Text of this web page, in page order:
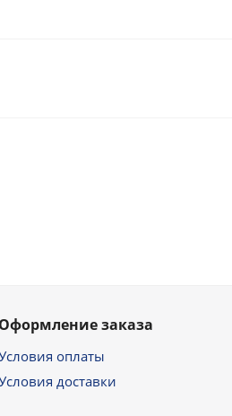
Оформление заказа
оплаты
доставки